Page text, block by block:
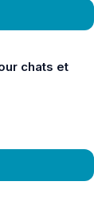
chats et